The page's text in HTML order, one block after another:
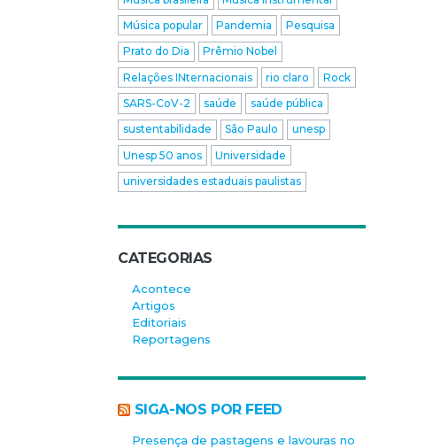
Música popular
Pandemia
Pesquisa
Prato do Dia
Prêmio Nobel
Relações INternacionais
rio claro
Rock
SARS-CoV-2
saúde
saúde pública
sustentabilidade
São Paulo
unesp
Unesp 50 anos
Universidade
universidades estaduais paulistas
CATEGORIAS
Acontece
Artigos
Editoriais
Reportagens
SIGA-NOS POR FEED
Presença de pastagens e lavouras no